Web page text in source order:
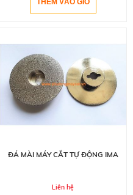
ĐÁ MÀI MÁY CẮT TỰ ĐỘNG IMA
Liên hệ